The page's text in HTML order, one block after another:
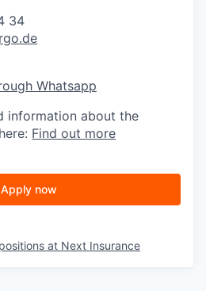
34
Whatsapp
information about the
Find out more
Apply now
at Next Insurance